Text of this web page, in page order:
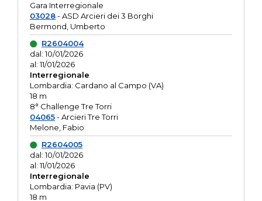
Gara Interregionale
03028- ASD Arcieri dei 3 Borghi
Bermond, Umberto
R2604004
dal: 10/01/2026
al: 11/01/2026
Interregionale
Lombardia: Cardano al Campo (VA)
18 m
8° Challenge Tre Torri
04065- Arcieri Tre Torri
Melone, Fabio
R2604005
dal: 10/01/2026
al: 11/01/2026
Interregionale
Lombardia: Pavia (PV)
18 m